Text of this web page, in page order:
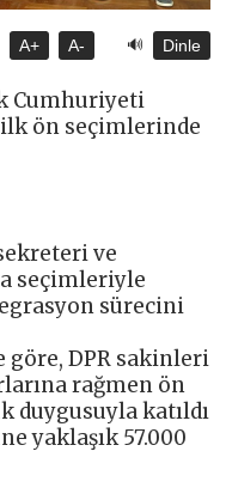
A+ A- 🔊 Dinle
Cumhuriyeti
ilk ön seçimlerinde
ve
seçimleriyle
sürecini
DPR sakinleri
rağmen ön
duygusuyla katıldı
yaklaşık 57.000